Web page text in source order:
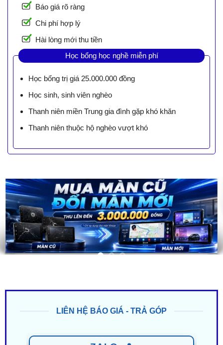
Báo giá rõ ràng
Chi phí hợp lý
Hài lòng mới thu tiền
Học bổng học nghề miễn phí
Học bổng trị giá 25.000.000 đồng
Học sinh, sinh viên nghèo
Thanh niên miền Trung gia đình gặp khó khăn
Thanh niên thuộc hộ nghèo vượt khó